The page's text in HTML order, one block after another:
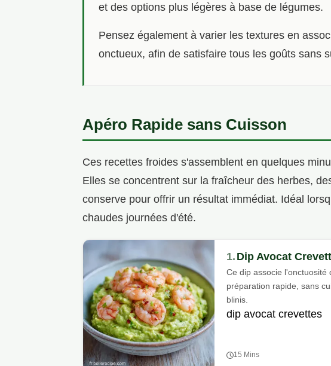
et des options plus légères à base de légumes.
Pensez également à varier les textures en
onctueux, afin de satisfaire tous les goûts sans
Apéro Rapide sans Cuisson
Ces recettes froides s'assemblent en quelques
Elles se concentrent sur la fraîcheur des herbes,
conserve pour offrir un résultat immédiat. Idéal
chaudes journées d'été.
1. Dip Avocat
Ce dip associe
préparation rapide, sans
blinis.
dip avocat crevettes
15 Mins